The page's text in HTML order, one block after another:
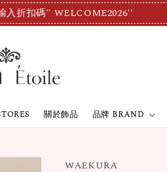
入折扣碼'' WELCOME2026''
關於飾品 品牌 BRAND
WAEKURA